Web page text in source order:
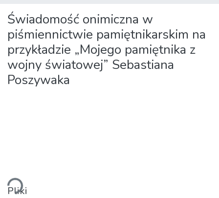
Świadomość onimiczna w
piśmiennictwie pamiętnikarskim na
przykładzie „Mojego pamiętnika z
wojny światowej” Sebastiana
Poszywaka
Pliki